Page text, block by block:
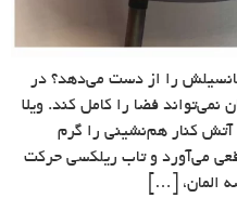
را از دست می‌دهد؟ در
فضا را کامل کند. ویلا
آتش کنار هم‌نشینی را گرم
می‌آورد و تاب ریلکسی حرکت
المان، […]